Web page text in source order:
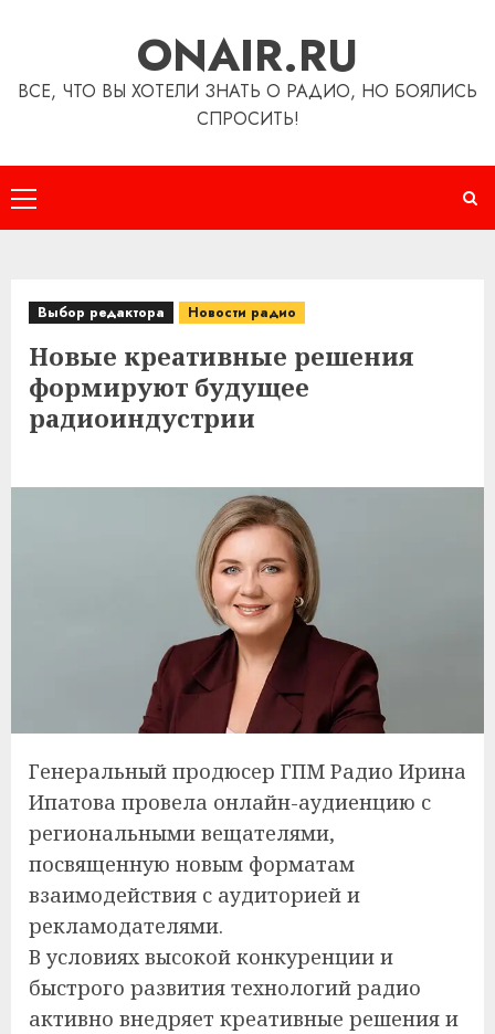
ONAIR.RU
ВСЕ, ЧТО ВЫ ХОТЕЛИ ЗНАТЬ О РАДИО, НО БОЯЛИСЬ
СПРОСИТЬ!
Основное
меню
Выбор редактора Новости радио
Новые креативные решения
формируют будущее
радиоиндустрии
Генеральный продюсер ГПМ Радио Ирина
Ипатова провела онлайн-аудиенцию с
региональными вещателями,
посвященную новым форматам
взаимодействия с аудиторией и
рекламодателями.
В условиях высокой конкуренции и
быстрого развития технологий радио
активно внедряет креативные решения и